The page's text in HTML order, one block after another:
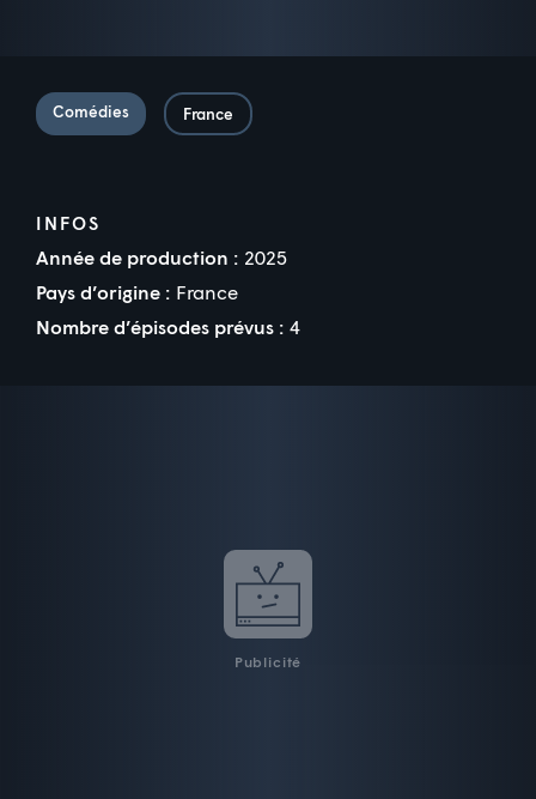
Comédies France
INFOS
Année de production : 2025
Pays d’origine : France
Nombre d’épisodes prévus : 4
Publicité